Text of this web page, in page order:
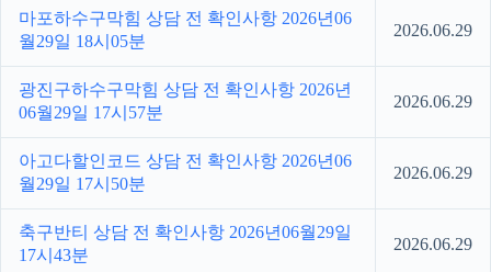
마포하수구막힘 상담 전 확인사항 2026년06
월29일 18시05분
2026.06.29
광진구하수구막힘 상담 전 확인사항 2026년
06월29일 17시57분
2026.06.29
아고다할인코드 상담 전 확인사항 2026년06
월29일 17시50분
2026.06.29
축구반티 상담 전 확인사항 2026년06월29일
17시43분
2026.06.29